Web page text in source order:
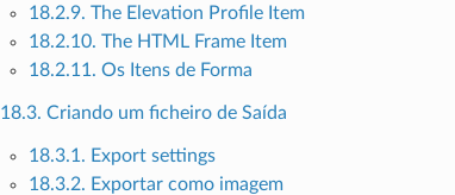
18.2.9. The Elevation Profile Item
18.2.10. The HTML Frame Item
18.2.11. Os Itens de Forma
18.3. Criando um ficheiro de Saída
18.3.1. Export settings
18.3.2. Exportar como imagem